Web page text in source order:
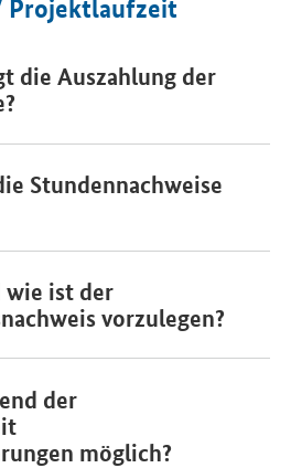
Projektlaufzeit
die Auszahlung der
Stundennachweise
wie ist der
vorzulegen?
der
möglich?